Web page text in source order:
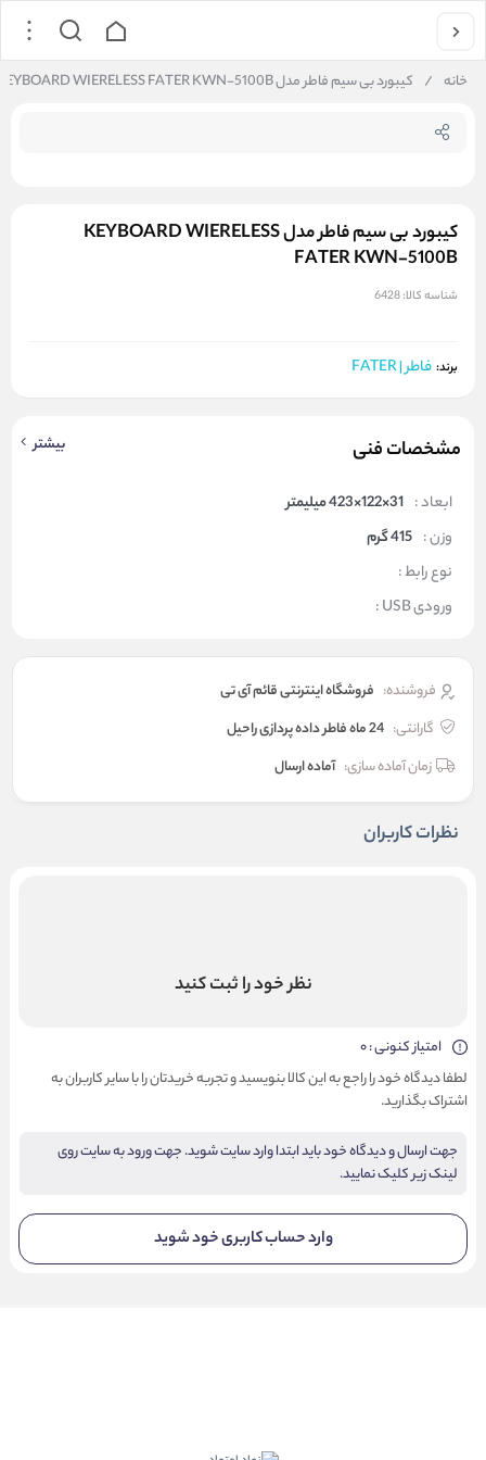
خانه / کیبورد بی سیم فاطر مدل KEYBOARD WIERELESS FATER KWN-5100B
کیبورد بی سیم فاطر مدل KEYBOARD WIERELESS
FATER KWN-5100B
شناسه کالا:6428
برند: فاطر | FATER
مشخصات فنی بیشتر
ابعاد : 31×122×423 میلیمتر
وزن : 415 گرم
نوع رابط :
ورودی USB :
فروشنده: فروشگاه اینترنتی قائم آی تی
گارانتی: 24 ماه فاطر داده پردازی راحیل
زمان آماده سازی: آماده ارسال
نظرات کاربران
نظر خود را ثبت کنید
امتیاز کنونی : 0
لطفا دیدگاه خود را راجع به این کالا بنویسید و تجربه خریدتان را با سایر کاربران به
اشتراک بگذارید.
جهت ارسال و دیدگاه خود باید ابتدا وارد سایت شوید. جهت ورود به سایت روی
لینک زیر کلیک نمایید.
وارد حساب کاربری خود شوید